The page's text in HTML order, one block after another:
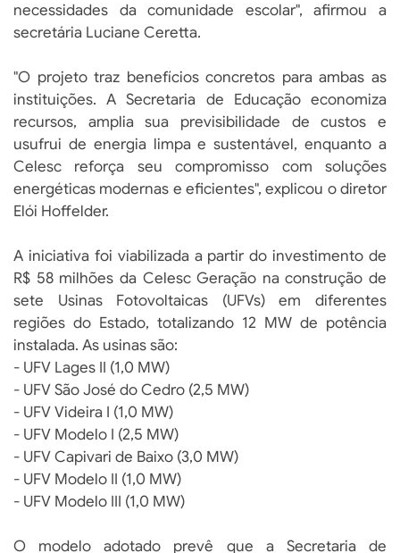
necessidades da comunidade escolar", afirmou a
secretária Luciane Ceretta.
"O projeto traz benefícios concretos para ambas as
instituições. A Secretaria de Educação economiza
recursos, amplia sua previsibilidade de custos e
usufrui de energia limpa e sustentável, enquanto a
Celesc reforça seu compromisso com soluções
energéticas modernas e eficientes", explicou o diretor
Elói Hoffelder.
A iniciativa foi viabilizada a partir do investimento de
R$ 58 milhões da Celesc Geração na construção de
sete Usinas Fotovoltaicas (UFVs) em diferentes
regiões do Estado, totalizando 12 MW de potência
instalada. As usinas são:
- UFV Lages II (1,0 MW)
- UFV São José do Cedro (2,5 MW)
- UFV Videira I (1,0 MW)
- UFV Modelo I (2,5 MW)
- UFV Capivari de Baixo (3,0 MW)
- UFV Modelo II (1,0 MW)
- UFV Modelo III (1,0 MW)
O modelo adotado prevê que a Secretaria de